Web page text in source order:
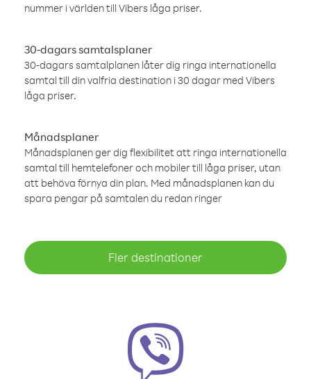
nummer i världen till Vibers låga priser.
30-dagars samtalsplaner
30-dagars samtalplanen låter dig ringa internationella
samtal till din valfria destination i 30 dagar med Vibers
låga priser.
Månadsplaner
Månadsplanen ger dig flexibilitet att ringa internationella
samtal till hemtelefoner och mobiler till låga priser, utan
att behöva förnya din plan. Med månadsplanen kan du
spara pengar på samtalen du redan ringer
Fler destinationer